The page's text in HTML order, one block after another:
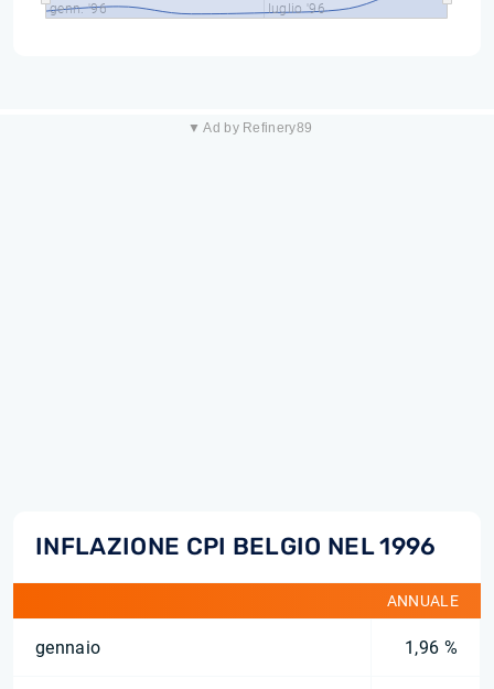
genn. '96 luglio '96
▼ Ad by Refinery89
INFLAZIONE CPI BELGIO NEL 1996
ANNUALE
gennaio 1,96 %